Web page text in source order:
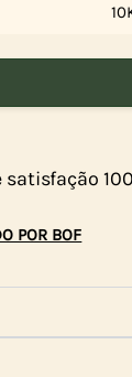
POR BOF